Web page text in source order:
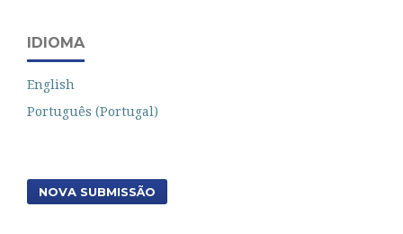
IDIOMA
English
Português (Portugal)
NOVA SUBMISSÃO